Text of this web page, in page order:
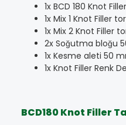
1x BCD 180 Knot
1x Mix 1 Knot Filler
1x Mix 2 Knot Filler
2x Soğutma bloğu
1x Kesme aleti 50
1x Knot Filler Renk
BCD180 Knot Filler